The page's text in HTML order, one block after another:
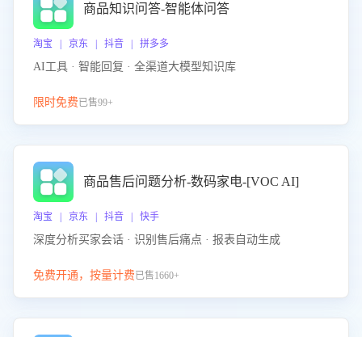
商品知识问答-智能体问答
淘宝 | 京东 | 抖音 | 拼多多
AI工具 · 智能回复 · 全渠道大模型知识库
限时免费已售99+
商品售后问题分析-数码家电-[VOC AI]
淘宝 | 京东 | 抖音 | 快手
深度分析买家会话 · 识别售后痛点 · 报表自动生成
免费开通，按量计费已售1660+